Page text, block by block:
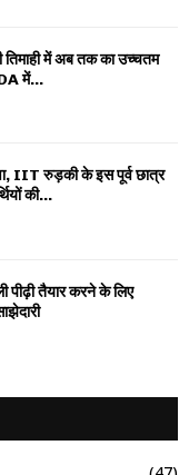
तिमाही में अब तक का उच्चतम
में...
IIT रुड़की के इस पूर्व छात्र
की...
पीढ़ी तैयार करने के लिए